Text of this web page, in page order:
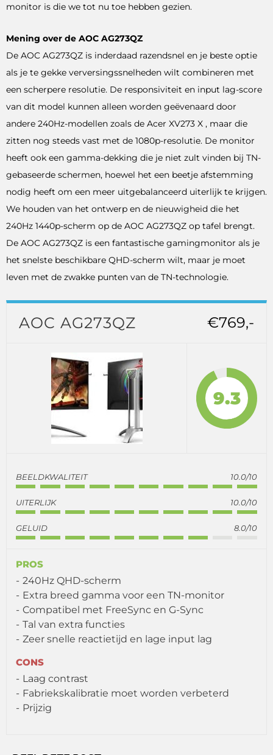
monitor is die we tot nu toe hebben gezien.
Mening over de AOC AG273QZ
De AOC AG273QZ is inderdaad razendsnel en je beste optie
als je te gekke verversingssnelheden wilt combineren met
een scherpere resolutie. De responsiviteit en input lag-score
van dit model kunnen alleen worden geëvenaard door
andere 240Hz-modellen zoals de Acer XV273 X , maar die
zitten nog steeds vast met de 1080p-resolutie. De monitor
heeft ook een gamma-dekking die je niet zult vinden bij TN-
gebaseerde schermen, hoewel het een beetje afstemming
nodig heeft om een ​​meer uitgebalanceerd uiterlijk te krijgen.
We houden van het ontwerp en de nieuwigheid die het
240Hz 1440p-scherm op de AOC AG273QZ op tafel brengt.
De AOC AG273QZ is een fantastische gamingmonitor als je
het snelste beschikbare QHD-scherm wilt, maar je moet
leven met de zwakke punten van de TN-technologie.
AOC AG273QZ €769,-
9.3
BEELDKWALITEIT 10.0/10
UITERLIJK 10.0/10
GELUID 8.0/10
PROS
240Hz QHD-scherm
Extra breed gamma voor een TN-monitor
Compatibel met FreeSync en G-Sync
Tal van extra functies
Zeer snelle reactietijd en lage input lag
CONS
Laag contrast
Fabriekskalibratie moet worden verbeterd
Prijzig